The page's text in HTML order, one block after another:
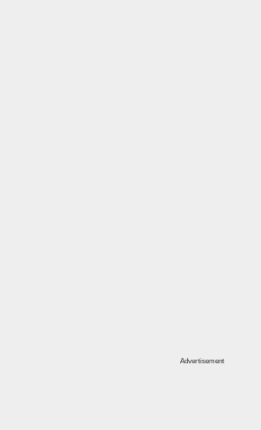
Advertisement